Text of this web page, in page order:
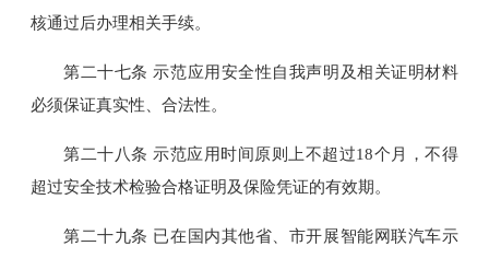
核通过后办理相关手续。
第二十七条 示范应用安全性自我声明及相关证明材料
必须保证真实性、合法性。
第二十八条 示范应用时间原则上不超过18个月，不得
超过安全技术检验合格证明及保险凭证的有效期。
第二十九条 已在国内其他省、市开展智能网联汽车示